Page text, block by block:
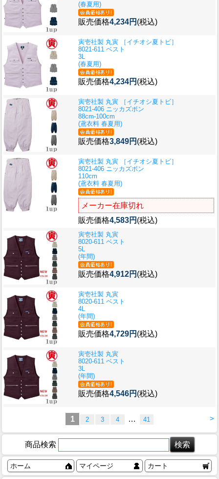
(春夏用)
販売価格4,234円 (税込)
寅壱社製 丸寅 ［イチオシ夏トビ］
8021-611 ベスト
3L
(春夏用)
販売価格4,234円 (税込)
寅壱社製 丸寅 ［イチオシ夏トビ］
8021-406 ニッカズボン
88cm-100cm
(鳶衣料 春夏用)
販売価格3,849円 (税込)
寅壱社製 丸寅 ［イチオシ夏トビ］
8021-406 ニッカズボン
110cm
(鳶衣料 春夏用)
メーカー在庫切れ
販売価格4,583円 (税込)
寅壱社製 丸寅
8020-611 ベスト
5L
(年間)
販売価格4,912円 (税込)
寅壱社製 丸寅
8020-611 ベスト
4L
(年間)
販売価格4,729円 (税込)
寅壱社製 丸寅
8020-611 ベスト
3L
(年間)
販売価格4,546円 (税込)
>
1 2 3 4 … 41
商品検索
ホーム マイページ カート